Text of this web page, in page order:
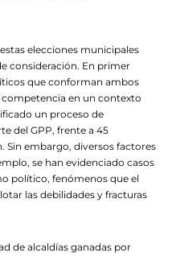
elecciones municipales
consideración. En primer
que conforman ambos
en un contexto
un proceso de
del GPP, frente a 45
Sin embargo, diversos factores
se han evidenciado casos
político, fenómenos que el
las debilidades y fracturas
de alcaldías ganadas por